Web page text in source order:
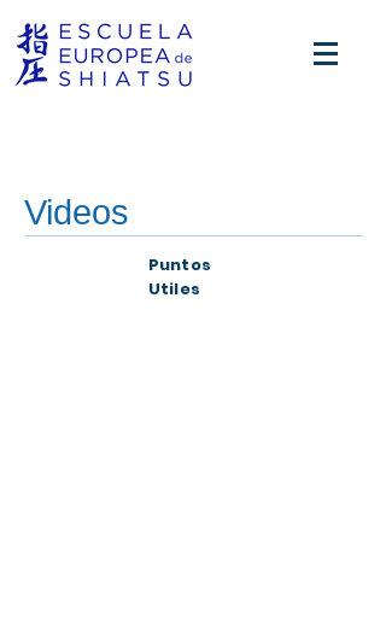
Videos
Puntos
Utiles